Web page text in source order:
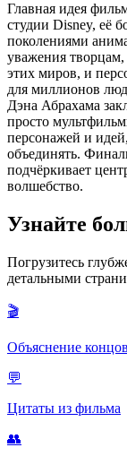
Главная идея
студии Disney, её
поколениями
уважения
этих миров, и
для миллионов
Дэна Абрахама
просто
персонажей и
объединять.
подчёркивает
волшебство.
Узнайте
Погрузитесь
детальными
🎬
Объяснение
💬
Цитаты из фильма
👥